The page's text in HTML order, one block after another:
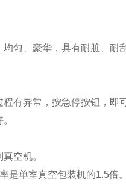
匀、豪华，具有耐脏、耐
有异常，按急停按钮，即
空机。
是单室真空包装机的1.5倍。